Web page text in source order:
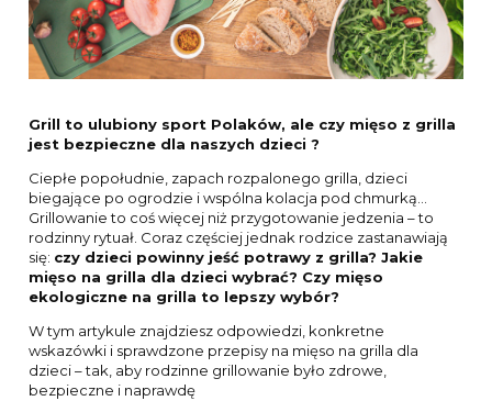
Grill to ulubiony sport Polaków, ale czy mięso z grilla
jest bezpieczne dla naszych dzieci ?
Ciepłe popołudnie, zapach rozpalonego grilla, dzieci
biegające po ogrodzie i wspólna kolacja pod chmurką…
Grillowanie to coś więcej niż przygotowanie jedzenia – to
rodzinny rytuał. Coraz częściej jednak rodzice zastanawiają
się: czy dzieci powinny jeść potrawy z grilla? Jakie
mięso na grilla dla dzieci wybrać? Czy mięso
ekologiczne na grilla to lepszy wybór?
W tym artykule znajdziesz odpowiedzi, konkretne
wskazówki i sprawdzone przepisy na mięso na grilla dla
dzieci – tak, aby rodzinne grillowanie było zdrowe,
bezpieczne i naprawdę